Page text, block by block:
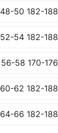
48-50 182-188
52-54 182-188
56-58 170-176
60-62 182-188
64-66 182-188